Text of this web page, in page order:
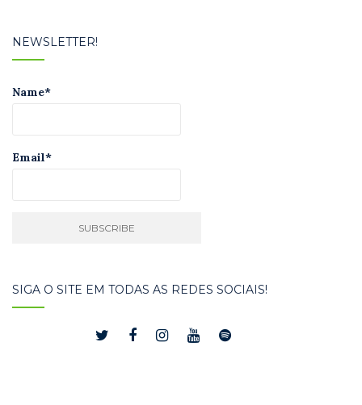
NEWSLETTER!
Name*
Email*
SIGA O SITE EM TODAS AS REDES SOCIAIS!